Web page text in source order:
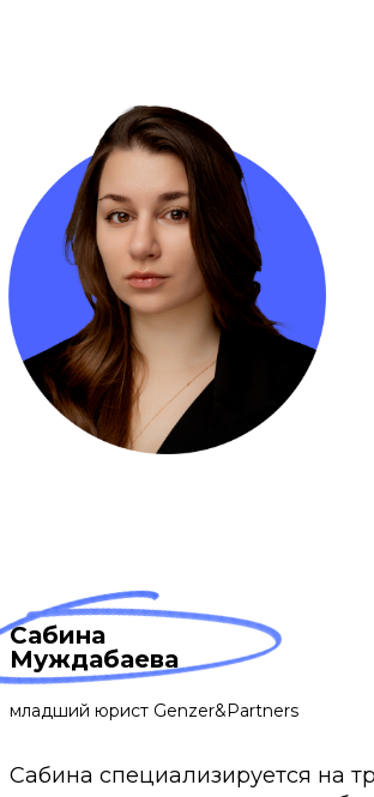
Сабина
Муждабаева
младший юрист Genzer&Partners
Сабина специализируется на